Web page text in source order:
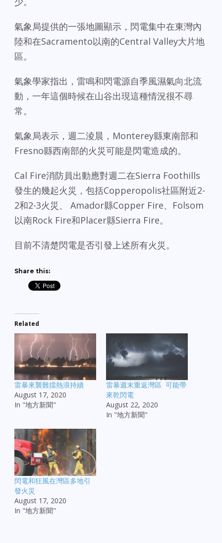
氣象局提供的一張地圖顯示，閃電集中在東灣內
陸和在Sacramento以南的Central Valley大片地
區。
氣象學家指出，雷鳴和閃電源自季風濕氣向北流
動，一年這個時候在山谷出現這種情況很不尋
常。
氣象局表示，週二淩晨，Monterey縣東南部和
Fresno縣西南部的火災可能是閃電造成的。
Cal Fire消防員出動應對週二在Sierra Foothills
發生的幾起火災，包括Copperopolis社區附近2-
2和2-3火災、 Amador縣Copper Fire、Folsom
以南Rock Fire和Placer縣Sierra Fire。
目前不清楚閃電是否引發上述所有火災。
Share this:
Related
雷暴來襲難擋熱浪持續
August 17, 2020
In "地方新聞"
雷暴週末重返灣區 可能帶
來乾閃電
August 22, 2020
In "地方新聞"
閃電和狂風在灣區多地引
發火災
August 17, 2020
In "地方新聞"